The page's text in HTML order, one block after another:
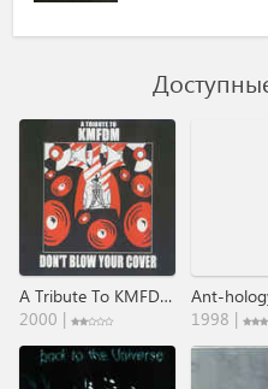
A Tribute To KMFDM Don't Blow Your Cover
2000 |
1998 |